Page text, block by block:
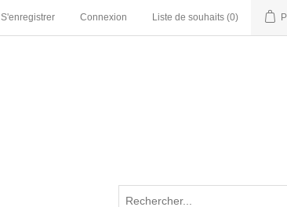
S'enregistrer Connexion Liste de souhaits (0)